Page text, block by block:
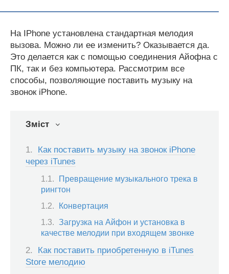
На IPhone установлена стандартная мелодия
вызова. Можно ли ее изменить? Оказывается да.
Это делается как с помощью соединения Айофна с
ПК, так и без компьютера. Рассмотрим все
способы, позволяющие поставить музыку на
звонок iPhone.
Зміст
Как поставить музыку на звонок iPhone
через iTunes
Превращение музыкального трека в
рингтон
Конвертация
Загрузка на Айфон и установка в
качестве мелодии при входящем звонке
Как поставить приобретенную в iTunes
Store мелодию